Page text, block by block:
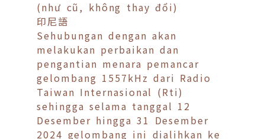
(như cũ, không thay đổi)
印尼語
Sehubungan dengan akan
melakukan perbaikan dan
pengantian menara pemancar
gelombang 1557kHz dari Radio
Taiwan Internasional (Rti)
sehingga selama tanggal 12
Desember hingga 31 Desember
2024 gelombang ini dialihkan ke